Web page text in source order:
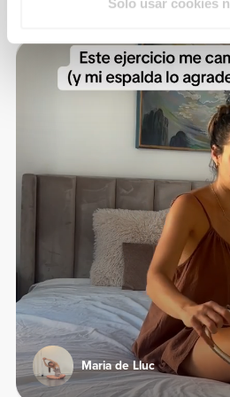
Solo usar cookies
De nuestra comunidad
Maria de Lluc